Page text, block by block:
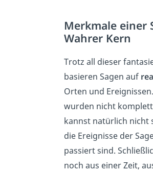
Merkmale einer
Wahrer Kern
Trotz all dieser
basieren Sagen auf
Orten und
wurden nicht
kannst natürlich nicht
die Ereignisse der
passiert sind.
noch aus einer Zeit,